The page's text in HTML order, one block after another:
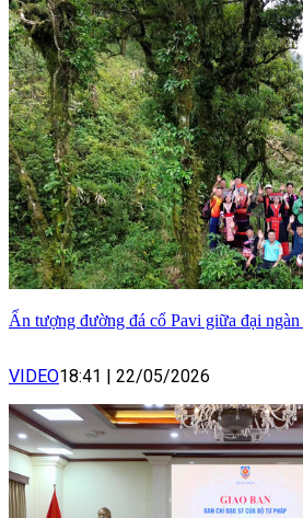
Ấn tượng đường đá cổ Pavi giữa đại
VIDEO18:41 22/05/2026